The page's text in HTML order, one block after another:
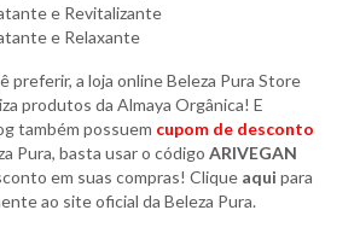
e Revitalizante
e Relaxante
preferir, a loja online Beleza Pura Store
produtos da Almaya Orgânica! E
também possuem cupom de desconto
Pura, basta usar o código ARIVEGAN
em suas compras! Clique aqui para
ao site oficial da Beleza Pura.